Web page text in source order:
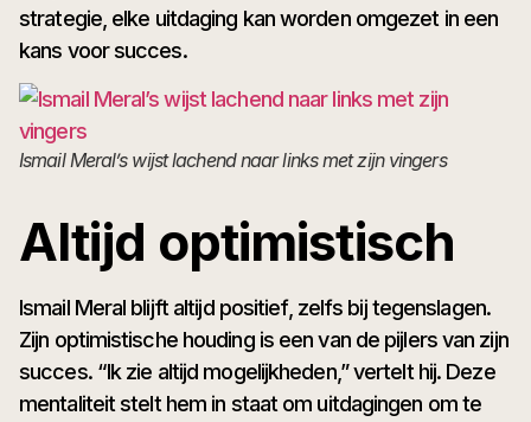
strategie, elke uitdaging kan worden omgezet in een
kans voor succes.
Ismail Meral’s wijst lachend naar links met zijn vingers
Altijd optimistisch
Ismail Meral blijft altijd positief, zelfs bij tegenslagen.
Zijn optimistische houding is een van de pijlers van zijn
succes. “Ik zie altijd mogelijkheden,” vertelt hij. Deze
mentaliteit stelt hem in staat om uitdagingen om te